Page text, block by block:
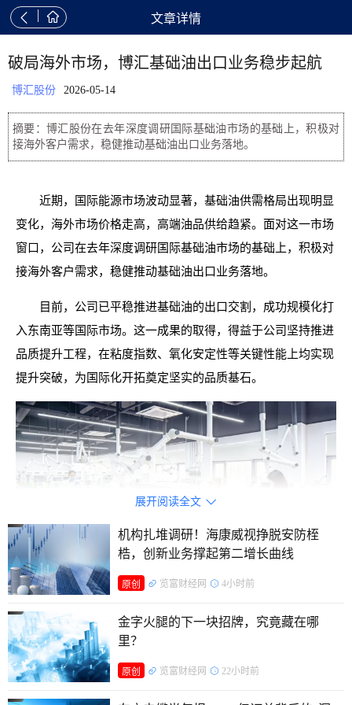
  文章详情
破局海外市场，博汇基础油出口业务稳步起航
博汇股份 2026-05-14
摘要：博汇股份在去年深度调研国际基础油市场的基础上，积极对
接海外客户需求，稳健推动基础油出口业务落地。
近期，国际能源市场波动显著，基础油供需格局出现明显
变化，海外市场价格走高，高端油品供给趋紧。面对这一市场
窗口，公司在去年深度调研国际基础油市场的基础上，积极对
接海外客户需求，稳健推动基础油出口业务落地。
目前，公司已平稳推进基础油的出口交割，成功规模化打
入东南亚等国际市场。这一成果的取得，得益于公司坚持推进
品质提升工程，在粘度指数、氧化安定性等关键性能上均实现
提升突破，为国际化开拓奠定坚实的品质基石。
从前期市场研判到产品交割，从生产保障到物流发运，公
司营销、生产、物流等多部门高效协同，展现出面向全球市场
的综合运营能力。特别是在海外客户对产品认证、包装、运输
等方面提出差异化要求时，公司团队快速响应，逐一攻克技术
展开阅读全文 
机构扎堆调研！海康威视挣脱安防桎
梏，创新业务撑起第二增长曲线
原创 览富财经网 4小时前
金字火腿的下一块招牌，究竟藏在哪
里？
原创 览富财经网 22小时前